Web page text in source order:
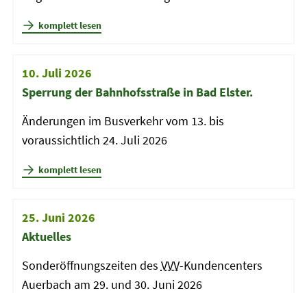
komplett lesen
Sperrung der Bahnhofsstraße in Bad Elster.
10. Juli 2026
Änderungen im Busverkehr vom 13. bis
voraussichtlich 24. Juli 2026
komplett lesen
Aktuelles
25. Juni 2026
Sonderöffnungszeiten des VVV-Kundencenters
Auerbach am 29. und 30. Juni 2026